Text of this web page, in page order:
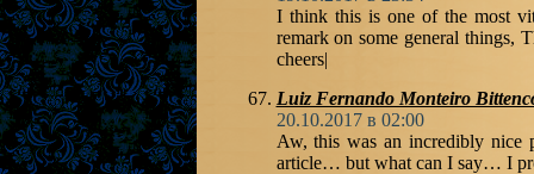
I think this is one of the most
remark on some general things,
cheers|
Luiz Fernando Monteiro
20.10.2017 в 02:00
Aw, this was an incredibly nice
article… but what can I say… I